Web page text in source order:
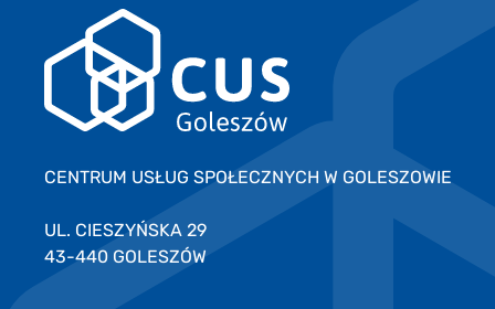
CENTRUM USŁUG SPOŁECZNYCH W GOLESZOWIE
UL. CIESZYŃSKA 29
43-440 GOLESZÓW